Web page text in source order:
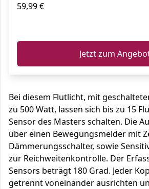
59,99 €
Jetzt zum
Bei diesem Flutlicht, mit
zu 500 Watt, lassen sich bis zu 15
Sensor des Masters schalten. Die
über einen Bewegungsmelder mit
Dämmerungsschalter, sowie
zur Reichweitenkontrolle. Der
Sensors beträgt 180 Grad. Jeder
getrennt voneinander ausrichten